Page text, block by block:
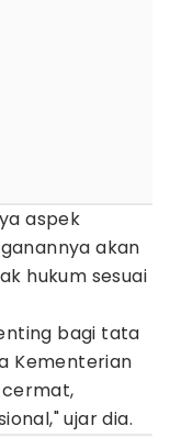
aspek
akan
hukum sesuai
bagi tata
Kementerian
cermat,
ujar dia.